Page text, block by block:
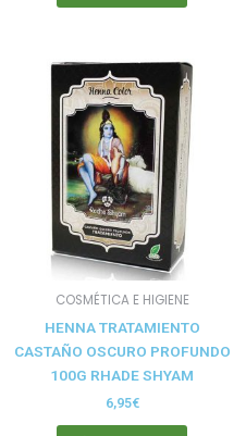
COSMÉTICA E HIGIENE
HENNA TRATAMIENTO
CASTAÑO OSCURO PROFUNDO
100G RHADE SHYAM
6,95€